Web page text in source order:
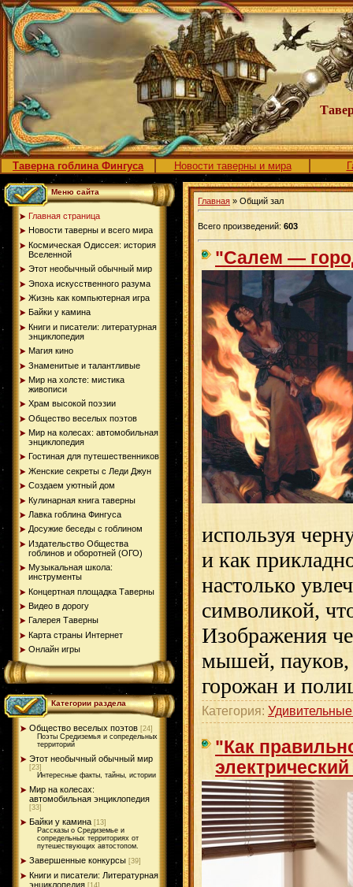
Таверна гоблина Фингуса Новости таверны и мира
Меню сайта
Главная страница
Новости таверны и всего мира
Космическая Одиссея: история
Вселенной
Этот необычный обычный мир
Эпоха искусственного разума
Жизнь как компьютерная игра
Байки у камина
Книги и писатели: литературная
энциклопедия
Магия кино
Знаменитые и талантливые
Мир на холсте: мистика
живописи
Храм высокой поэзии
Общество веселых поэтов
Мир на колесах: автомобильная
энциклопедия
Гостиная для путешественников
Женские секреты с Леди Джун
Создаем уютный дом
Кулинарная книга таверны
Лавка гоблина Фингуса
Досужие беседы с гоблином
Издательство Общества
гоблинов и оборотней (ОГО)
Музыкальная школа:
инструменты
Концертная площадка Таверны
Видео в дорогу
Галерея Таверны
Карта страны Интернет
Онлайн игры
Категории раздела
Общество веселых поэтов [24]
Поэты Средиземья и сопредельных
территорий
Этот необычный обычный мир
[23]
Интересные факты, тайны, истории
Мир на колесах:
автомобильная энциклопедия
[33]
Байки у камина [13]
Рассказы о Средиземье и
сопредельных территориях от
путешествующих автостопом.
Завершенные конкурсы [39]
Книги и писатели: Литературная
энциклопедия [14]
Главная » Общий зал
Всего произведений: 603
"Салем —
используя
и как
настолько
символикой,
Изображения
мышей,
горожан и
Категория:
"Как